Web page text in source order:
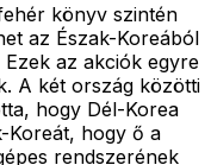
könyv szintén
az Észak-Koreából
az akciók egyre
A két ország közötti
hogy Dél-Korea
Koreát, hogy ő a
rendszerének